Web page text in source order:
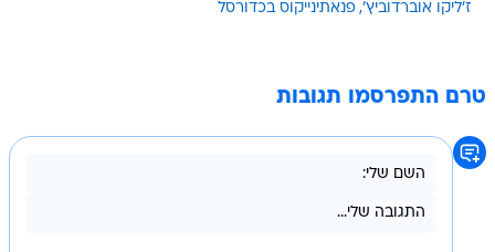
ז'ליקו אוברדוביץ' פנאתינייקוס בכדורסל
טרם התפרסמו תגובות